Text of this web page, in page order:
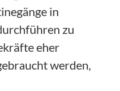
in
zu
eher
werden,